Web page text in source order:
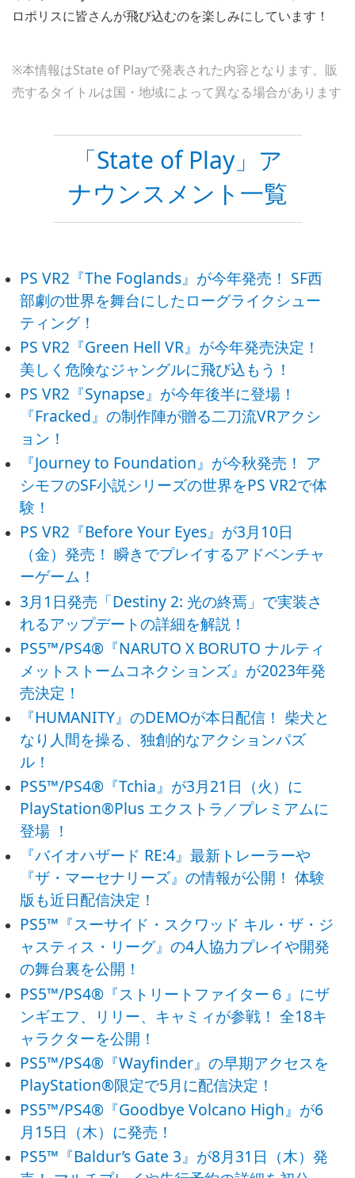
ロポリスに皆さんが飛び込むのを楽しみにしています！
※本情報はState of Playで発表された内容となります。販
売するタイトルは国・地域によって異なる場合があります
「State of Play」ア
ナウンスメント一覧
PS VR2『The Foglands』が今年発売！ SF西
部劇の世界を舞台にしたローグライクシュー
ティング！
PS VR2『Green Hell VR』が今年発売決定！
美しく危険なジャングルに飛び込もう！
PS VR2『Synapse』が今年後半に登場！
『Fracked』の制作陣が贈る二刀流VRアクシ
ョン！
『Journey to Foundation』が今秋発売！ ア
シモフのSF小説シリーズの世界をPS VR2で体
験！
PS VR2『Before Your Eyes』が3月10日
（金）発売！ 瞬きでプレイするアドベンチャ
ーゲーム！
3月1日発売「Destiny 2: 光の終焉」で実装さ
れるアップデートの詳細を解説！
PS5™/PS4®『NARUTO X BORUTO ナルティ
メットストームコネクションズ』が2023年発
売決定！
『HUMANITY』のDEMOが本日配信！ 柴犬と
なり人間を操る、独創的なアクションパズ
ル！
PS5™/PS4®『Tchia』が3月21日（火）に
PlayStation®Plus エクストラ／プレミアムに
登場 ！
『バイオハザード RE:4』最新トレーラーや
『ザ・マーセナリーズ』の情報が公開！ 体験
版も近日配信決定！
PS5™『スーサイド・スクワッド キル・ザ・ジ
ャスティス・リーグ』の4人協力プレイや開発
の舞台裏を公開！
PS5™/PS4®『ストリートファイター６』にザ
ンギエフ、リリー、キャミィが参戦！ 全18キ
ャラクターを公開！
PS5™/PS4®『Wayfinder』の早期アクセスを
PlayStation®限定で5月に配信決定！
PS5™/PS4®『Goodbye Volcano High』が6
月15日（木）に発売！
PS5™『Baldur’s Gate 3』が8月31日（木）発